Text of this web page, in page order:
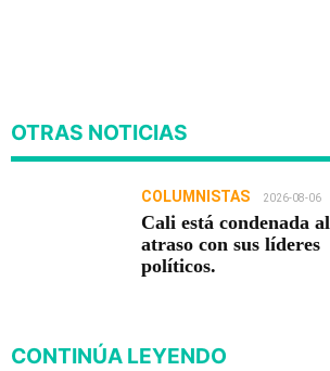
OTRAS NOTICIAS
COLUMNISTAS 2026-08-06
Cali está condenada al
atraso con sus líderes
políticos.
CONTINÚA LEYENDO